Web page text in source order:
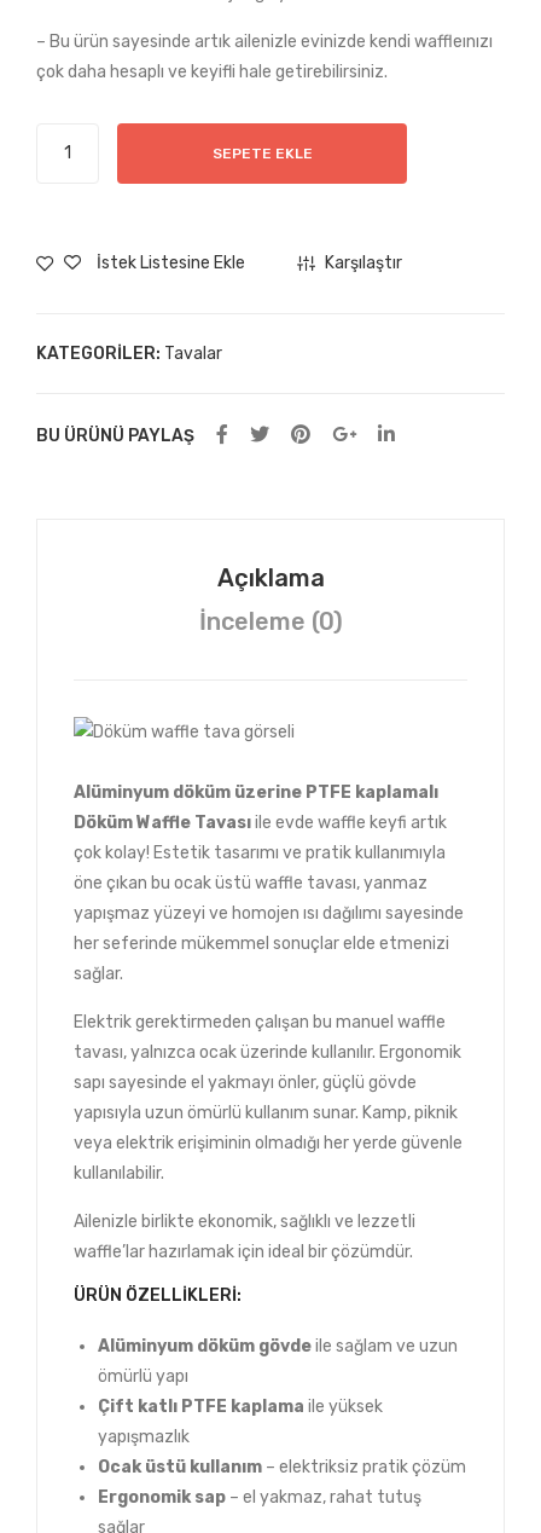
– Bu ürün sayesinde artık ailenizle evinizde kendi waffleınızı
çok daha hesaplı ve keyifli hale getirebilirsiniz.
(HP6)
SEPETE EKLE
İstek Listesine Ekle Karşılaştır
KATEGORILER: Tavalar
BU ÜRÜNÜ PAYLAŞ
Açıklama
İnceleme (0)
Alüminyum döküm üzerine PTFE kaplamalı
Döküm Waffle Tavasıile evde waffle keyfi artık
çok kolay! Estetik tasarımı ve pratik kullanımıyla
öne çıkan bu ocak üstü waffle tavası, yanmaz
yapışmaz yüzeyi ve homojen ısı dağılımı sayesinde
her seferinde mükemmel sonuçlar elde etmenizi
sağlar.
Elektrik gerektirmeden çalışan bu manuel waffle
tavası, yalnızca ocak üzerinde kullanılır. Ergonomik
sapı sayesinde el yakmayı önler, güçlü gövde
yapısıyla uzun ömürlü kullanım sunar. Kamp, piknik
veya elektrik erişiminin olmadığı her yerde güvenle
kullanılabilir.
Ailenizle birlikte ekonomik, sağlıklı ve lezzetli
waffle’lar hazırlamak için ideal bir çözümdür.
ÜRÜN ÖZELLIKLERI:
Alüminyum döküm gövdeile sağlam ve uzun
ömürlü yapı
Çift katlı PTFE kaplama ile yüksek
yapışmazlık
Ocak üstü kullanım – elektriksiz pratik çözüm
Ergonomik sap – el yakmaz, rahat tutuş
sağlar